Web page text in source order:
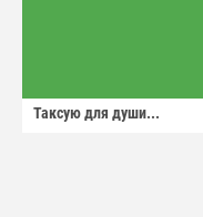
Таксую для души...